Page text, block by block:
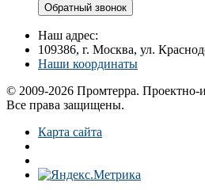
Обратный звонок
Наш адрес:
109386, г. Москва, ул.
Наши координаты
© 2009-2026 Промтерра. Проектно-
Все права защищены.
Карта сайта